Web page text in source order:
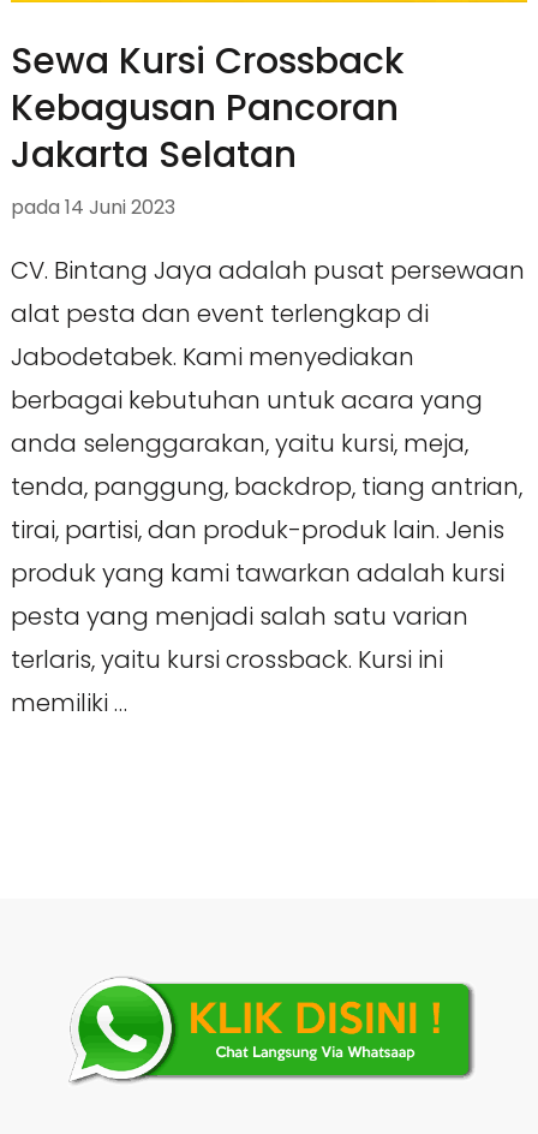
Sewa Kursi Crossback
Kebagusan Pancoran
Jakarta Selatan
pada 14 Juni 2023
CV. Bintang Jaya adalah pusat persewaan
alat pesta dan event terlengkap di
Jabodetabek. Kami menyediakan
berbagai kebutuhan untuk acara yang
anda selenggarakan, yaitu kursi, meja,
tenda, panggung, backdrop, tiang antrian,
tirai, partisi, dan produk-produk lain. Jenis
produk yang kami tawarkan adalah kursi
pesta yang menjadi salah satu varian
terlaris, yaitu kursi crossback. Kursi ini
memiliki …